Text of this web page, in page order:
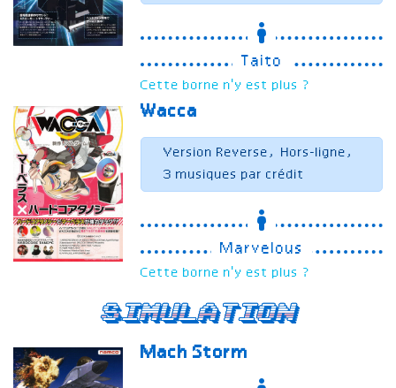
Taito
Cette borne n'y est plus ?
Wacca
Version Reverse, Hors-ligne,
3 musiques par crédit
Marvelous
Cette borne n'y est plus ?
Simulation
Mach Storm